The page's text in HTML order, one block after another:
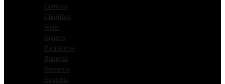
Camisas
Chombas
Jeans
Joggers
Pantalones
Remeras
Sweaters
Sastreria